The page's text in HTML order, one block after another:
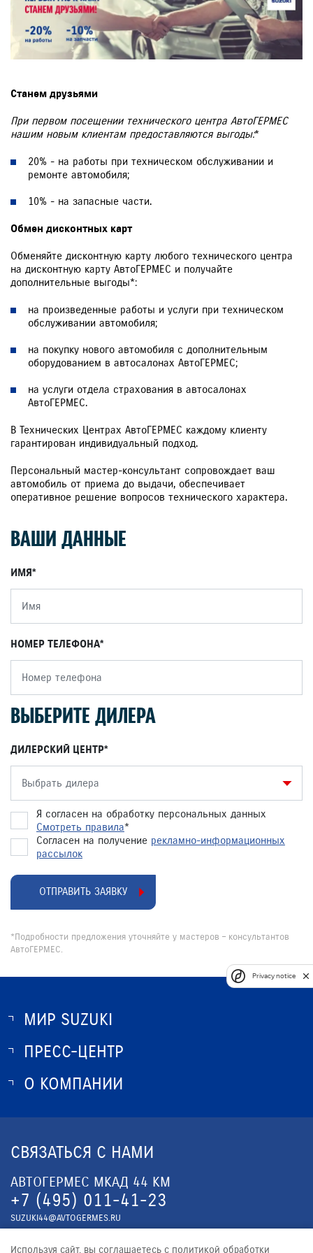
Станем друзьями
При первом посещении технического центра АвтоГЕРМЕС
нашим новым клиентам предоставляются выгоды:*
20% - на работы при техническом обслуживании и
ремонте автомобиля;
10% - на запасные части.
Обмен дисконтных карт
Обменяйте дисконтную карту любого технического центра
на дисконтную карту АвтоГЕРМЕС и получайте
дополнительные выгоды*:
на произведенные работы и услуги при техническом
обслуживании автомобиля;
на покупку нового автомобиля с дополнительным
оборудованием в автосалонах АвтоГЕРМЕС;
на услуги отдела страхования в автосалонах
АвтоГЕРМЕС.
В Технических Центрах АвтоГЕРМЕС каждому клиенту
гарантирован индивидуальный подход.
Персональный мастер-консультант сопровождает ваш
автомобиль от приема до выдачи, обеспечивает
оперативное решение вопросов технического характера.
ВАШИ ДАННЫЕ
ИМЯ
НОМЕР ТЕЛЕФОНА
ВЫБЕРИТЕ ДИЛЕРА
ДИЛЕРСКИЙ ЦЕНТР
Выбрать дилера
Я согласен на обработку персональных данных
Смотреть правила*
Согласен на получение рекламно-информационных
рассылок
ОТПРАВИТЬ ЗАЯВКУ
*Подробности предложения уточняйте у мастеров – консультантов
АвтоГЕРМЕС.
МИР SUZUKI
О SUZUKI
ОПТОВЫЕ ПРОДАЖИ ЗАПЧАСТЕЙ
ПРЕСС-ЦЕНТР
НОВОСТИ
О КОМПАНИИ
ЮРИДИЧЕСКАЯ ИНФОРМАЦИЯ
СВЯЗАТЬСЯ С НАМИ
АВТОГЕРМЕС МКАД 44 КМ
+7 (495) 011-41-23
SUZUKI44@AVTOGERMES.RU
АВТОГЕРМЕС Ш. ЭНТУЗИАСТОВ
Используя сайт, вы соглашаетесь с политикой обработки
Privacy notice